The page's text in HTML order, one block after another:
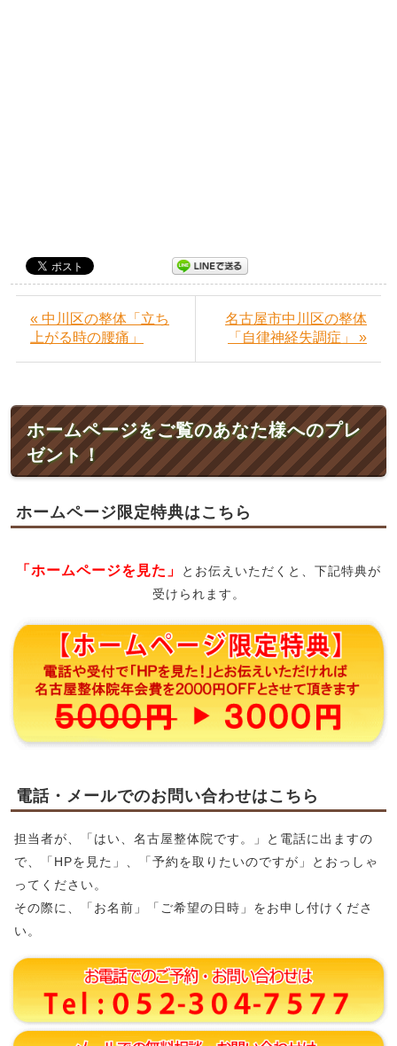
« 中川区の整体「立ち
上がる時の腰痛」
名古屋市中川区の整体
「自律神経失調症」 »
ホームページをご覧のあなた様へのプレ
ゼント！
ホームページ限定特典はこちら
「ホームページを見た」
とお伝えいただくと、下記特典が
受けられます。
電話・メールでのお問い合わせはこちら
担当者が、「はい、名古屋整体院です。」と電話に出ますの
で、「HPを見た」、「予約を取りたいのですが」とおっしゃ
ってください。
その際に、「お名前」「ご希望の日時」をお申し付けくださ
い。